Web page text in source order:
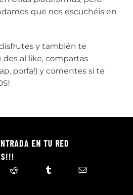
que nos escuchéis en
y también te
al like, compartas
porfa!) y comentes si te
EN TU RED